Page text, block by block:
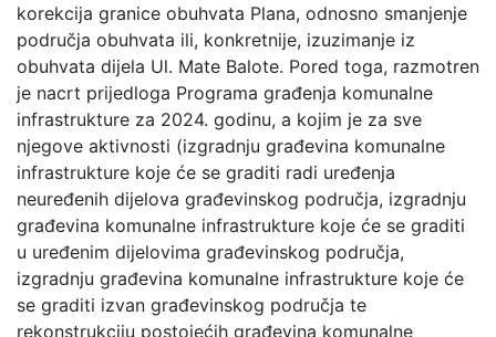
korekcija granice obuhvata Plana, odnosno smanjenje
područja obuhvata ili, konkretnije, izuzimanje iz
obuhvata dijela Ul. Mate Balote. Pored toga, razmotren
je nacrt prijedloga Programa građenja komunalne
infrastrukture za 2024. godinu, a kojim je za sve
njegove aktivnosti (izgradnju građevina komunalne
infrastrukture koje će se graditi radi uređenja
neuređenih dijelova građevinskog područja, izgradnju
građevina komunalne infrastrukture koje će se graditi
u uređenim dijelovima građevinskog područja,
izgradnju građevina komunalne infrastrukture koje će
se graditi izvan građevinskog područja te
rekonstrukciju postojećih građevina komunalne